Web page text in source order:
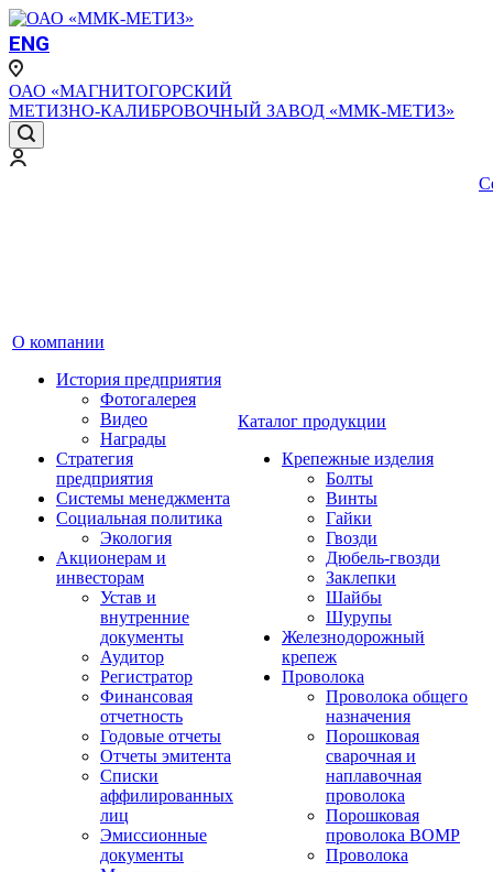
ENG
ОАО «МАГНИТОГОРСКИЙ
МЕТИЗНО-КАЛИБРОВОЧНЫЙ ЗАВОД «ММК-МЕТИЗ»
О компании
История предприятия
Фотогалерея
Видео
Награды
Стратегия
предприятия
Системы менеджмента
Социальная политика
Экология
Акционерам и
инвесторам
Устав и
внутренние
документы
Аудитор
Регистратор
Финансовая
отчетность
Годовые отчеты
Отчеты эмитента
Списки
аффилированных
лиц
Эмиссионные
документы
Каталог продукции
Крепежные изделия
Болты
Винты
Гайки
Гвозди
Дюбель-гвозди
Заклепки
Шайбы
Шурупы
Железнодорожный
крепеж
Проволока
Проволока общего
назначения
Порошковая
сварочная и
наплавочная
проволока
Порошковая
проволока ВОМР
Проволока